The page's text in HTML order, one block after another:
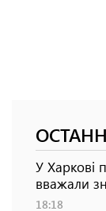
У Харкові
вважали
18:18